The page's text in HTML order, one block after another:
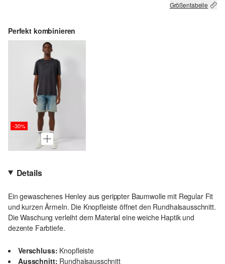
Größentabelle
Perfekt kombinieren
-30%
Details
Ein gewaschenes Henley aus gerippter Baumwolle mit Regular Fit
und kurzen Ärmeln. Die Knopfleiste öffnet den Rundhalsausschnitt.
Die Waschung verleiht dem Material eine weiche Haptik und
dezente Farbtiefe.
Verschluss: Knopfleiste
Ausschnitt: Rundhalsausschnitt